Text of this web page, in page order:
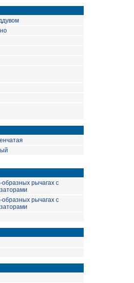
рычагах с
рычагах с